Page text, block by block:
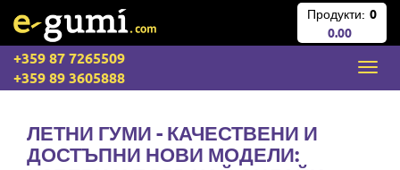
Продукти: 0
0.00
+359 87 7265509
+359 89 3605888
ЛЕТНИ ГУМИ - КАЧЕСТВЕНИ И
ДОСТЪПНИ НОВИ МОДЕЛИ: